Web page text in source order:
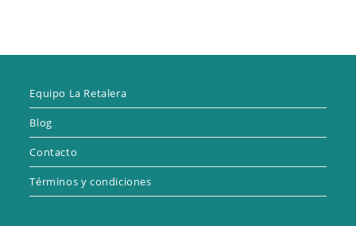
Equipo La Retalera
Blog
Contacto
Términos y condiciones